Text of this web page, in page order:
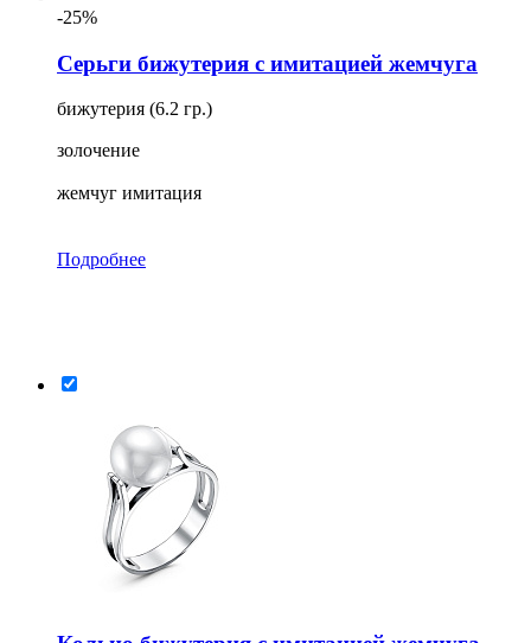
-25%
Серьги бижутерия с имитацией жемчуга
бижутерия (6.2 гр.)
золочение
жемчуг имитация
Подробнее